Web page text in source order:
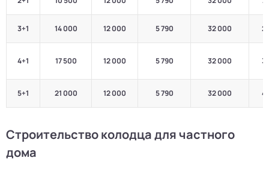
3+1 14 000 12 000 5 790 32 000
4+1 17 500 12 000 5 790 32 000
5+1 21 000 12 000 5 790 32 000
Строительство колодца для частного
дома